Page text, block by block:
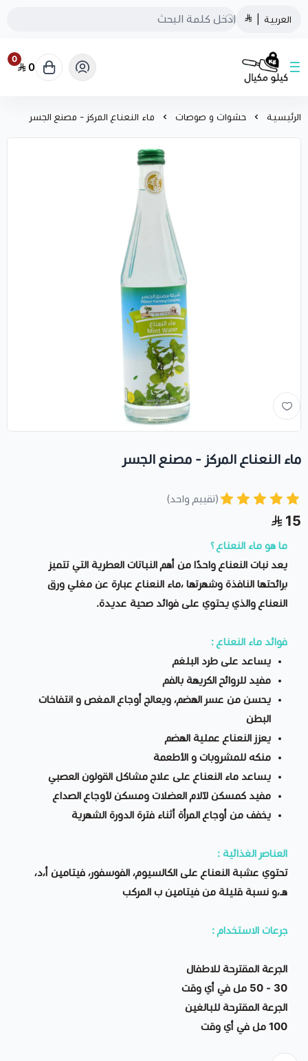
العربية
كيلو مكيال
0
0
الرئيسية حشوات و صوصات ماء النعناع المركز - مصنع الجسر
ماء النعناع المركز - مصنع الجسر
(تقييم واحد)
15
ما هو ماء النعناع ؟
يعد نبات النعناع واحدًا من أهم النباتات العطرية التي تتميز
برائحتها النافذة وشهرتها ،ماء النعناع عبارة عن مغلي ورق
النعناع والذي يحتوي على فوائد صحية عديدة.
فوائد ماء النعناع :
يساعد على طرد البلغم
مفيد للروائح الكريهة بالفم
يحسن من عسر الهضم، ويعالج أوجاع المغص و انتفاخات
البطن
يعزز النعناع عملية الهضم
منكه للمشروبات و الأطعمة
يساعد ماء النعناع على علاج مشاكل القولون العصبي
مفيد كمسكن لآلام العضلات ومسكن لأوجاع الصداع
يخفف من أوجاع المرأة أثناء فترة الدورة الشهرية
العناصر الغذائية :
تحتوي عشبة النعناع على الكالسيوم، الفوسفور، فيتامين أ،د،
هـ،و نسبة قليلة من فيتامين ب المركب
جرعات الاستخدام :
الجرعة المقترحة للاطفال
30 - 50 مل في أي وقت
الجرعة المقترحة للبالغين
100 مل في أي وقت